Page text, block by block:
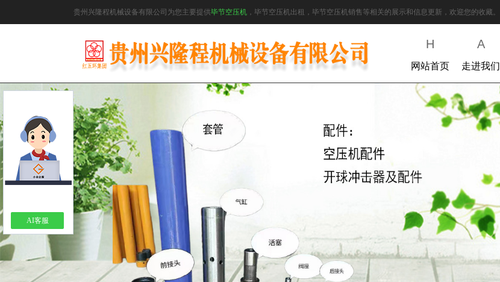
贵州兴隆程机械设备有限公司为您主要提供毕节空压机 ，毕节空压机出租，毕节空压机销售等相关的展示和信息更新，欢迎您的收藏。
H
网站首页
A
走进我们
AI客服